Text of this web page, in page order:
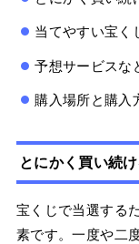
当てやすい宝く
予想サービスな
購入場所と購入
とにかく買い続
宝くじで当選する
素です。一度や二